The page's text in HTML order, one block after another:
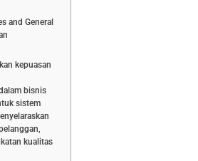
and General
kepuasan
bisnis
sistem
kualitas